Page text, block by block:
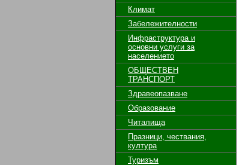
Климат
Забележителности
Инфраструктура и
основни услуги за
населението
ОБЩЕСТВЕН
ТРАНСПОРТ
Здравеопазване
Образование
Читалища
Празници, чествания,
култура
Туризъм